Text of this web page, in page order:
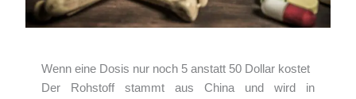
Wenn eine Dosis nur noch 5 anstatt 50 Dollar kostet
Der Rohstoff stammt aus China und wird in